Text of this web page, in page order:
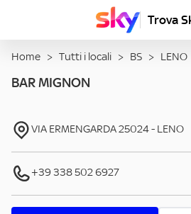
Trova
Home > Tutti i locali > BS > LENO
BAR MIGNON
VIA ERMENGARDA25024- LENO
+39 338 502 6927